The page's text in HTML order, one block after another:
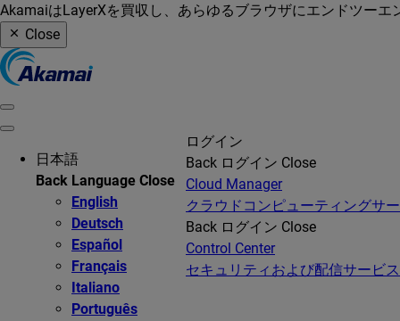
AkamaiはLayerXを買収し、あらゆるブラウザにエンドツー
Close
日本語
Back Language Close
English
Deutsch
Español
Français
Italiano
Português
ログイン
Back ログイン Close
Cloud Manager
クラウドコンピューティングサ
Back ログイン Close
Control Center
セキュリティおよび配信サービ